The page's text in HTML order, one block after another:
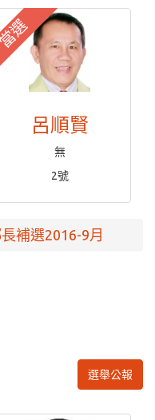
選
呂順賢
無
2號
補選2016-9月
選舉公報